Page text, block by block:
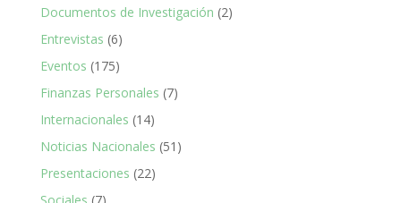
Documentos de Investigación (2)
Entrevistas (6)
Eventos (175)
Finanzas Personales (7)
Internacionales (14)
Noticias Nacionales (51)
Presentaciones (22)